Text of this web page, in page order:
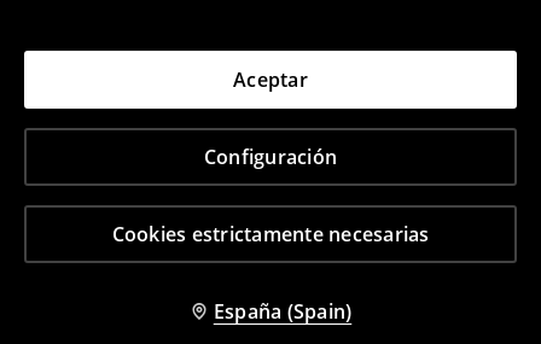
Cookies estrictamente necesarias
Configuración
Aceptar
España (Spain)